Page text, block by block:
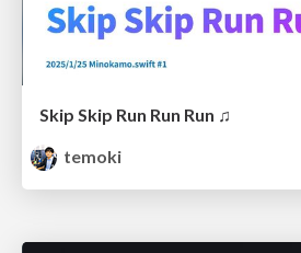
Skip Skip Run Run Run ♫
temoki